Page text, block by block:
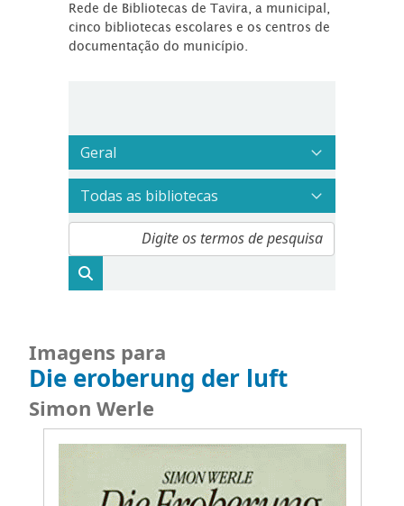
Rede de Bibliotecas de Tavira, a municipal,
cinco bibliotecas escolares e os centros de
documentação do município.
Imagens para
Die eroberung der luft
Simon Werle